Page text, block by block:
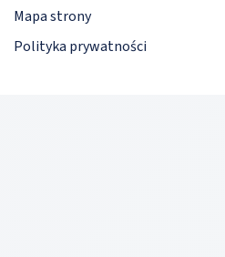
Mapa strony
Polityka prywatności